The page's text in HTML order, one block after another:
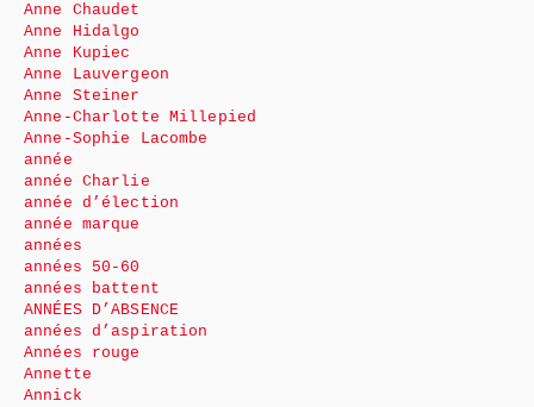
Anne Chaudet
Anne Hidalgo
Anne Kupiec
Anne Lauvergeon
Anne Steiner
Anne-Charlotte Millepied
Anne-Sophie Lacombe
année
année Charlie
année d’élection
année marque
années
années 50-60
années battent
ANNÉES D’ABSENCE
années d’aspiration
Années rouge
Annette
Annick